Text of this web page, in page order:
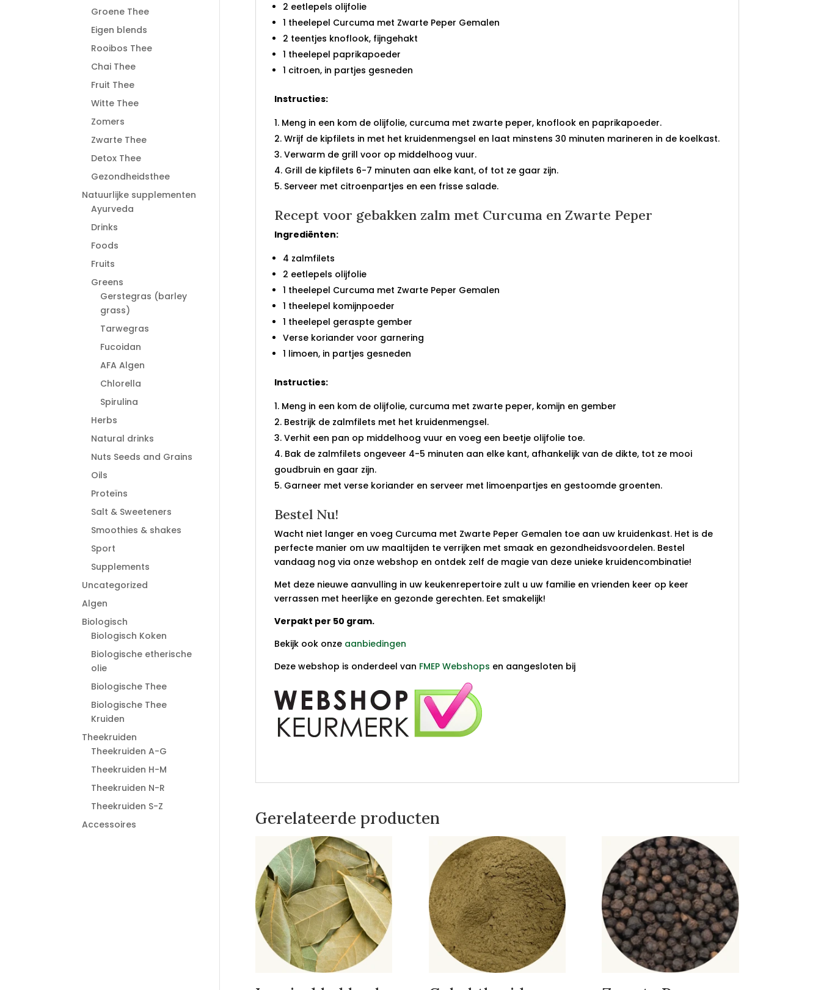
2 eetlepels olijfolie
1 theelepel Curcuma met Zwarte Peper Gemalen
2 teentjes knoflook, fijngehakt
1 theelepel paprikapoeder
1 citroen, in partjes gesneden
Instructies:
Meng in een kom de olijfolie, curcuma met zwarte peper, knoflook en paprikapoeder.
Wrijf de kipfilets in met het kruidenmengsel en laat minstens 30 minuten marineren in de koelkast.
Verwarm de grill voor op middelhoog vuur.
Grill de kipfilets 6-7 minuten aan elke kant, of tot ze gaar zijn.
Serveer met citroenpartjes en een frisse salade.
Recept voor gebakken zalm met Curcuma en Zwarte Peper
Ingrediënten:
4 zalmfilets
2 eetlepels olijfolie
1 theelepel Curcuma met Zwarte Peper Gemalen
1 theelepel komijnpoeder
1 theelepel geraspte gember
Verse koriander voor garnering
1 limoen, in partjes gesneden
Instructies:
Meng in een kom de olijfolie, curcuma met zwarte peper, komijn en gember
Bestrijk de zalmfilets met het kruidenmengsel.
Verhit een pan op middelhoog vuur en voeg een beetje olijfolie toe.
Bak de zalmfilets ongeveer 4-5 minuten aan elke kant, afhankelijk van de dikte, tot ze mooi
goudbruin en gaar zijn.
Garneer met verse koriander en serveer met limoenpartjes en gestoomde groenten.
Bestel Nu!
Wacht niet langer en voeg Curcuma met Zwarte Peper Gemalen toe aan uw kruidenkast. Het is de
perfecte manier om uw maaltijden te verrijken met smaak en gezondheidsvoordelen. Bestel
vandaag nog via onze webshop en ontdek zelf de magie van deze unieke kruidencombinatie!
Met deze nieuwe aanvulling in uw keukenrepertoire zult u uw familie en vrienden keer op keer
verrassen met heerlijke en gezonde gerechten. Eet smakelijk!
Verpakt per 50 gram.
Bekijk ook onze aanbiedingen
Deze webshop is onderdeel van FMEP Webshops en aangesloten bij
Gerelateerde producten
Groene Thee
Eigen blends
Rooibos Thee
Chai Thee
Fruit Thee
Witte Thee
Zomers
Zwarte Thee
Detox Thee
Gezondheidsthee
Natuurlijke supplementen
Ayurveda
Drinks
Foods
Fruits
Greens
Gerstegras (barley
grass)
Tarwegras
Fucoidan
AFA Algen
Chlorella
Spirulina
Herbs
Natural drinks
Nuts Seeds and Grains
Oils
Proteïns
Salt & Sweeteners
Smoothies & shakes
Sport
Supplements
Uncategorized
Algen
Biologisch
Biologisch Koken
Biologische etherische
olie
Biologische Thee
Biologische Thee
Kruiden
Theekruiden
Theekruiden A-G
Theekruiden H-M
Theekruiden N-R
Theekruiden S-Z
Accessoires